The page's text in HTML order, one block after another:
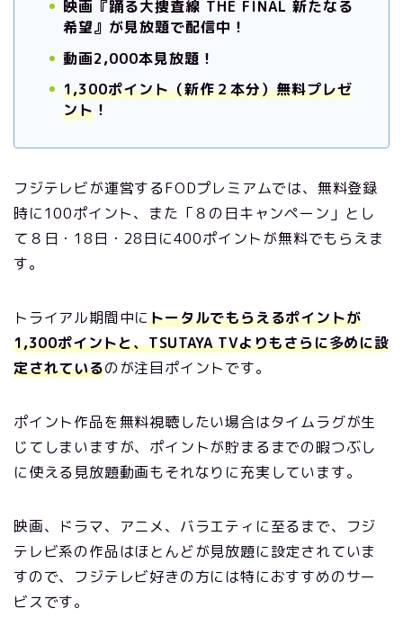
映画『踊る大捜査線 THE FINAL 新たなる
希望』が見放題で配信中！
動画2,000本見放題！
1,300ポイント（新作２本分）無料プレゼ
ント ！
フジテレビが運営するFODプレミアムでは、無料登録
時に100ポイント、また「８の日キャンペーン」とし
て８日・18日・28日に400ポイントが無料でもらえま
す。
トライアル期間中にトータルでもらえるポイントが
1,300ポイントと、TSUTAYA TVよりもさらに多めに設
定されているのが注目ポイントです。
ポイント作品を無料視聴したい場合はタイムラグが生
じてしまいますが、ポイントが貯まるまでの暇つぶし
に使える見放題動画もそれなりに充実しています。
映画、ドラマ、アニメ、バラエティに至るまで、フジ
テレビ系の作品はほとんどが見放題に設定されていま
すので、フジテレビ好きの方には特におすすめのサー
ビスです。